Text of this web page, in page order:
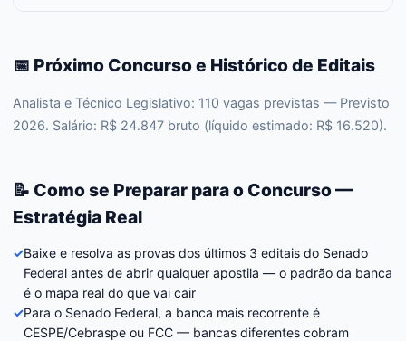
📅 Próximo Concurso e Histórico de Editais
Analista e Técnico Legislativo: 110 vagas previstas — Previsto
2026. Salário: R$ 24.847 bruto (líquido estimado: R$ 16.520).
📝 Como se Preparar para o Concurso —
Estratégia Real
✓Baixe e resolva as provas dos últimos 3 editais do Senado
Federal antes de abrir qualquer apostila — o padrão da banca
é o mapa real do que vai cair
✓Para o Senado Federal, a banca mais recorrente é
CESPE/Cebraspe ou FCC — bancas diferentes cobram